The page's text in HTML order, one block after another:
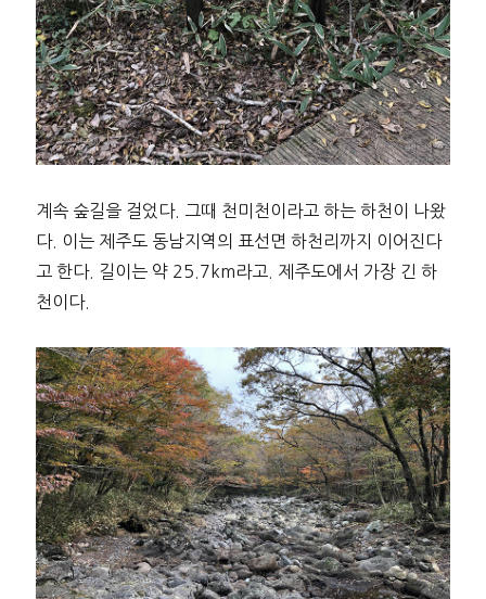
계속 숲길을 걸었다. 그때 천미천이라고 하는 하천이 나왔
다. 이는 제주도 동남지역의 표선면 하천리까지 이어진다
고 한다. 길이는 약 25.7km라고. 제주도에서 가장 긴 하
천이다.